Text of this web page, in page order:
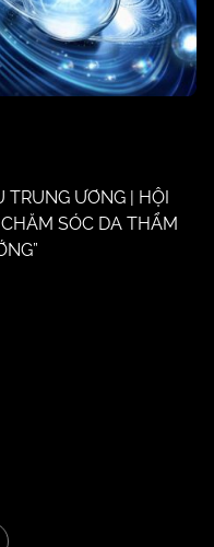
ƯƠNG | HỘI
SÓC DA THẨM